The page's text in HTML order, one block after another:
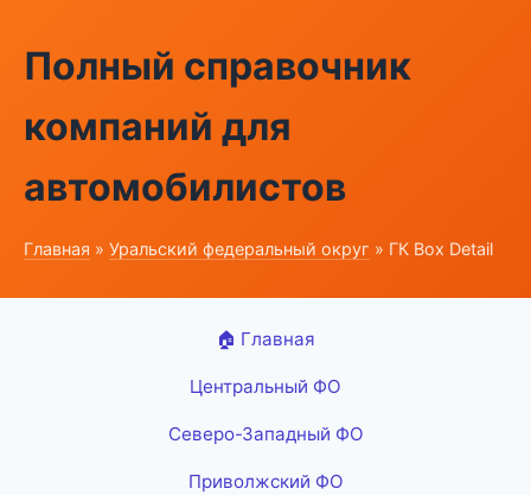
Полный справочник
компаний для
автомобилистов
Главная » Уральский федеральный округ » ГК Box Detail
🏠 Главная
Центральный ФО
Северо-Западный ФО
Приволжский ФО